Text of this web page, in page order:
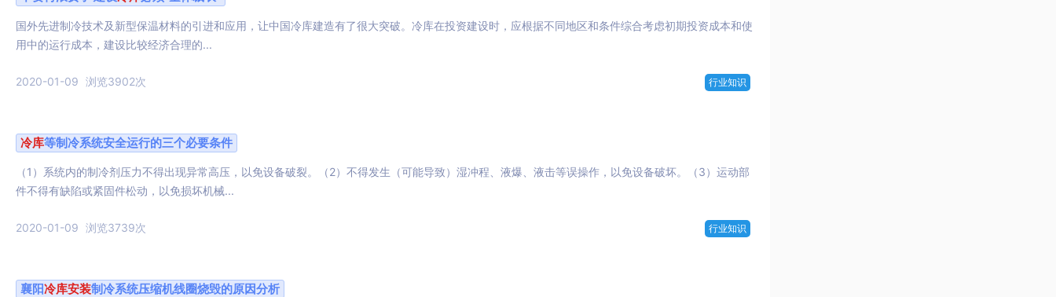
​国外先进制冷技术及新型保温材料的引进和应用，让中国冷库建造有了很大突破。冷库在投资建设时，应根据不同地区和条件综合考虑初期投资成本和使
用中的运行成本，建设比较经济合理的...
2020-01-09 浏览3902次 行业知识
冷库等制冷系统安全运行的三个必要条件
（1）系统内的制冷剂压力不得出现异常高压，以免设备破裂。（2）不得发生（可能导致）湿冲程、液爆、液击等误操作，以免设备破坏。（3）运动部
件不得有缺陷或紧固件松动，以免损坏机械...
2020-01-09 浏览3739次 行业知识
襄阳冷库安装制冷系统压缩机线圈烧毁的原因分析